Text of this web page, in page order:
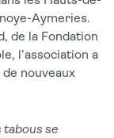
Aymeries.
de la Fondation
l’association a
nouveaux
tabous se